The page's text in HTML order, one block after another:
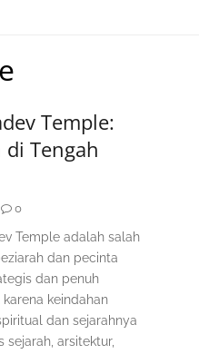
Temple:
Tengah
0
Temple adalah salah
dan pecinta
dan penuh
keindahan
dan sejarahnya
arsitektur,